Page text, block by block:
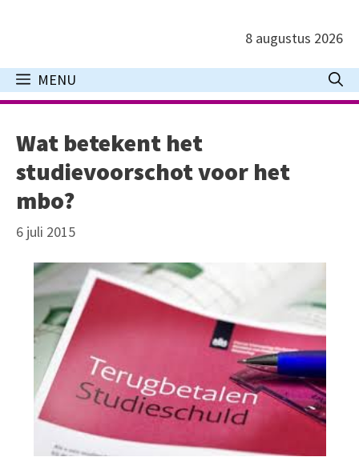
inhoud
8 augustus 2026
MENU
Wat betekent het
studievoorschot voor het
mbo?
6 juli 2015